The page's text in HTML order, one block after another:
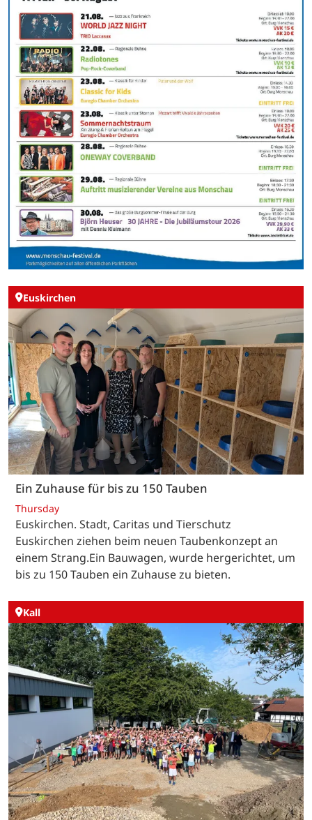
Euskirchen
Ein Zuhause für bis zu 150 Tauben
Thursday
Euskirchen. Stadt, Caritas und Tierschutz
Euskirchen ziehen beim neuen Taubenkonzept an
einem Strang.Ein Bauwagen, wurde hergerichtet, um
bis zu 150 Tauben ein Zuhause zu bieten.
Kall